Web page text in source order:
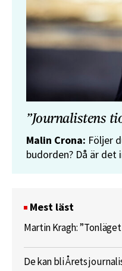
”Journalistens
Malin Crona: Följer
budorden? Då är
Mest läst
Martin Kragh:
De kan bli Årets